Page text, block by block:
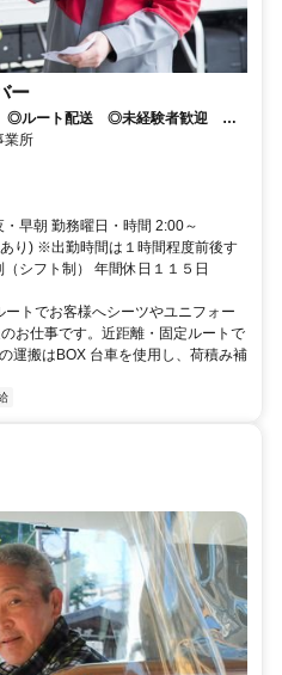
ー
◎ルート配送 ◎未経験者歓迎 ◎
業所
早朝 勤務曜日・時間 2:00～
り) ※出勤時間は１時間程度前後す
シフト制） 年間休日１１５日
トでお客様へシーツやユニフォー
お仕事です。近距離・固定ルートで
運搬はBOX 台車を使用し、荷積み補